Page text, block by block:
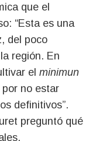
que el
“Esta es una
del poco
región. En
el minimun
no estar
definitivos”.
preguntó qué